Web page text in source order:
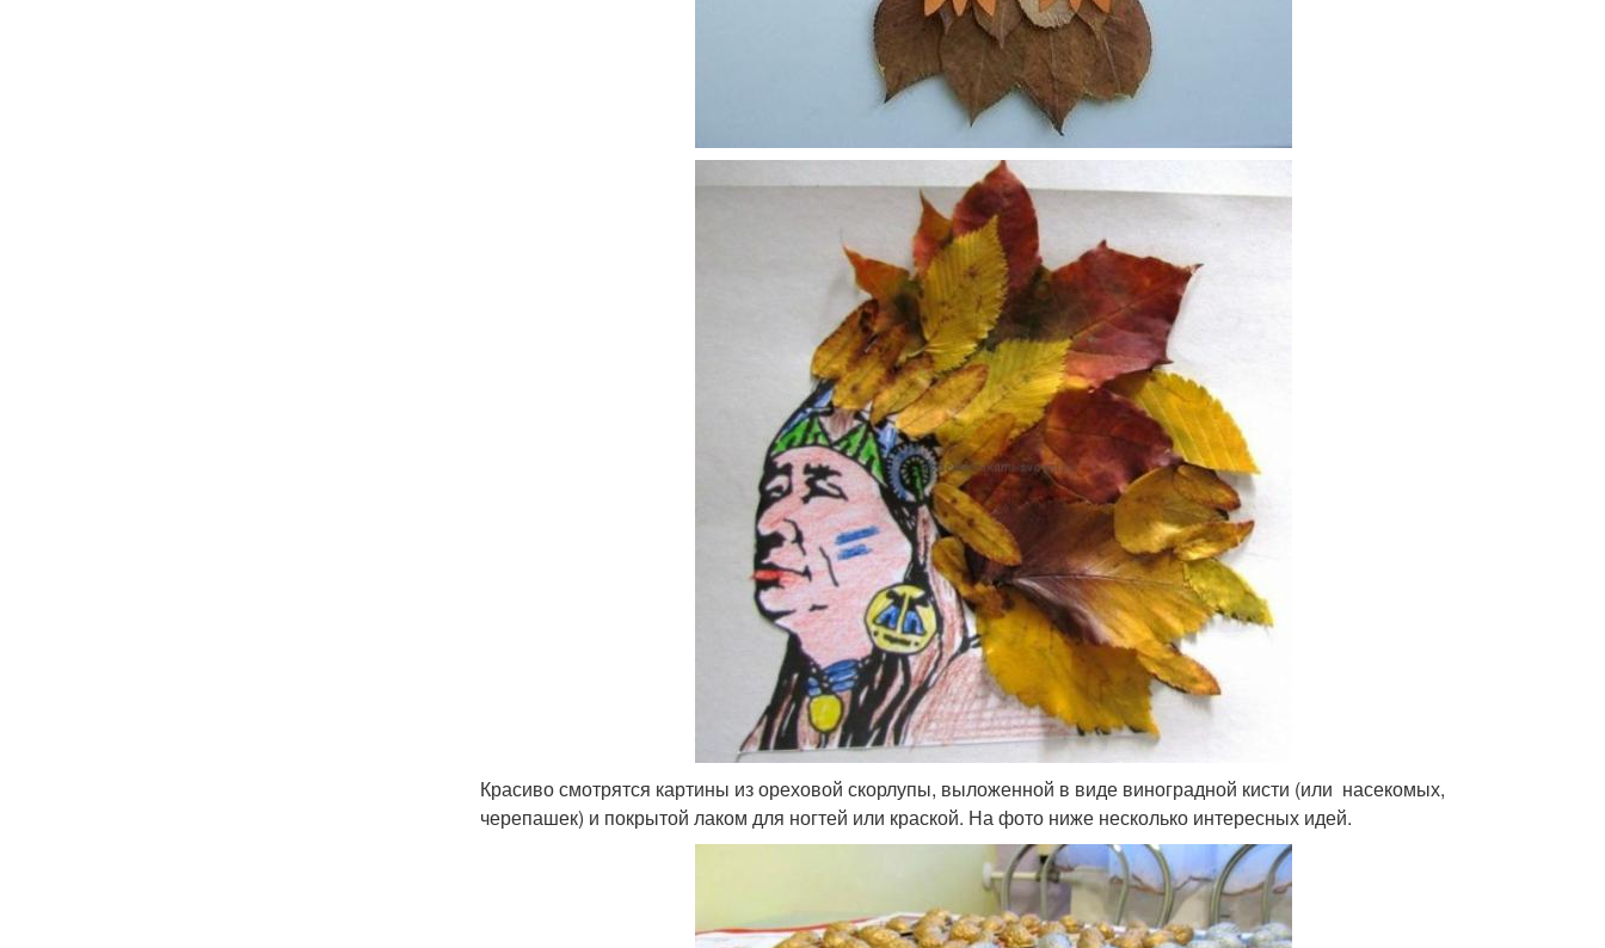
Красиво смотрятся картины из ореховой скорлупы, выложенной в виде виноградной кисти (или насекомых,
черепашек) и покрытой лаком для ногтей или краской. На фото ниже несколько интересных идей.